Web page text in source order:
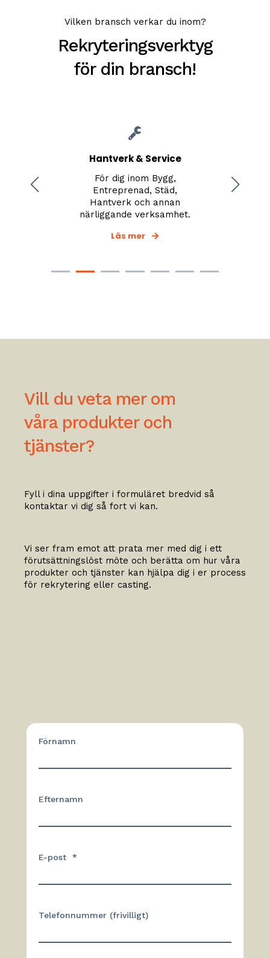
Vilken bransch verkar du inom?
Rekryteringsverktyg
för din bransch!
Hantverk & Service
För dig inom Bygg,
Entreprenad, Städ,
Hantverk och annan
närliggande verksamhet.
Läs mer
Vill du veta mer om
våra produkter och
tjänster?
Fyll i dina uppgifter i formuläret bredvid så
kontaktar vi dig så fort vi kan.
Vi ser fram emot att prata mer med dig i ett
förutsättningslöst möte och berätta om hur våra
produkter och tjänster kan hjälpa dig i er process
för rekrytering eller casting.
Förnamn
Efternamn
E-post *
Telefonnummer (frivilligt)